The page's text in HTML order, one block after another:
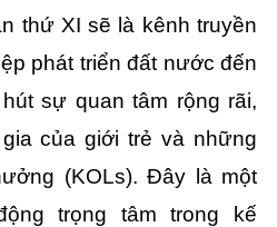
thứ XI sẽ là kênh truyền
phát triển đất nước đến
sự quan tâm rộng rãi,
của giới trẻ và những
(KOLs). Đây là một
trọng tâm trong kế